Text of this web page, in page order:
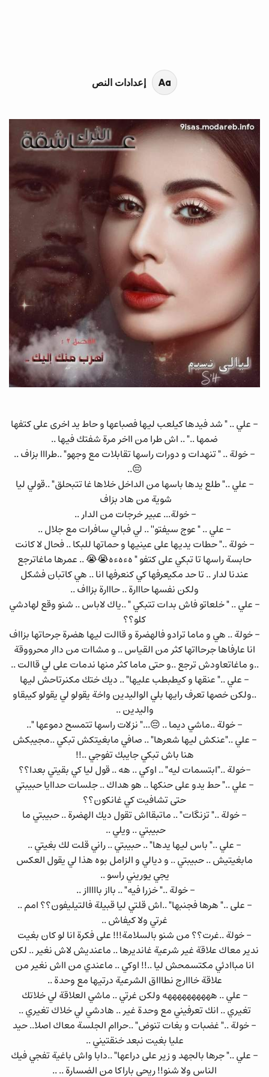
- علي .. " شد فيدها كيلعب ليها فصباعها و حاط يد اخرى على كتفها
ضمها .." .. اش طرا من ااخر مرة شفتك فيها ..
- خولة .. " تنهدات و دورات راسها تقابلات مع وجهو" ..طرااا بزاف ..
😔..
- علي .." طلع يدها باسها من الداخل خلاها غا تتبحلق" ..قولي ليا
شوية من هاد بزاف
- خولة... عبير خرجات من الدار ..
- علي .. " عوج سيفتو'' .. لي فبالي سافرات مع جلال ..
- خولة .." حطات يديها على عينيها و حماتها للبكا .. فحال لا كانت
حابسة راسها تا تبكي على كتفو " هءهءه😭😭 .. عمرها ماغاترجع
عندنا لدار .. تا حد مكيعرفها كي كنعرفها انا .. هي كاتبان فشكل
ولكن نفسها حااارة .. حااارة بزااف ..
- علي .. " خلعاتو فاش بدات تتبكي " ..ياك لاباس .. شنو وقع لهادشي
كلو؟؟
- خولة .. هي و ماما ترادو فالهضرة و قاالت ليها هضرة جرحاتها بزااف
انا عارفاها جرحااتها كثر من القياس .. و مشاات من داار محرووقة
..و ماغاتعاودش ترجع ..و حتى ماما كثر منها ندمات على لي قاالت ..
- علي .." عنقها و كيطبطب عليها" .. ديك ختك مكنرتاحش ليها
..ولكن خصها تعرف رايها بلي الواليدين واخة يقولو لي يقولو كيبقاو
واليدين ..
- خولة ..ماشي ديما .. 😔..." نزلات راسها تتمسح دموعها "..
- علي .."عنكش ليها شعرها" .. صافي مابغيتكش تبكي ..مجيبكش
هنا باش تبكي جايبك تفوجي ..!!
-خولة .."ابتسمات ليه" .. اوكي .. هه .. قول ليا كي بقيتي بعدا؟؟
- علي .." حط يدو على حنكها .. هو هداك .. جلسات حداايا حبيبتي
حتى تشافيت كي غانكون؟؟
- خولة .." تزنگات" .. ماتبقااش تقول ديك الهضرة .. حبيبتي ما
حبيبتي .. ويلي ..
- علي .." باس ليها يدها" .. حبيبتي .. راني قلت لك بغيتي ..
مابغيتيش .. حبيبتي .. و ديالي و الزامل بوه هذا لي يقول العكس
يجي يوريني راسو ..
- خولة .." خزرا فيه" .. بااز باااااز ..
- على .." هرها فجنبها" ..اش قلتي ليا قبيلة فالتيليفون؟؟ امم ..
غرتي ولا كيفاش ..
- خولة ..غرت؟؟ من شنو بالسلامة!!! على فكرة انا لو كان بغيت
ندير معاك علاقة غير شرعية غانديرها .. ماعنديش لاش نغير .. لكن
انا مباادئي مكتسمحش ليا ..!! اوكي .. ماعندي من ااش نغير من
علاقة خااارج نطاااق الشرعية درتيها مع وحدة ..
- علي .. ههههههههههه ولكن غرتي .. ماشي العلاقة لي خلاتك
تغيري .. انك تعرفيني مع وحدة غير .. هادشي لي خلاك تغيري ..
- خولة .." غضبات و بغات تنوض" ..حراام الجلسة معاك اصلا.. حيد
عليا بغيت نبعد خنقتيني ..
- علي .." جرها بالجهد و زير على دراعها" ..دابا واش باغية تفجي فيك
الناس ولا شنو!! ريحي باراكا من الضسارة .. ..